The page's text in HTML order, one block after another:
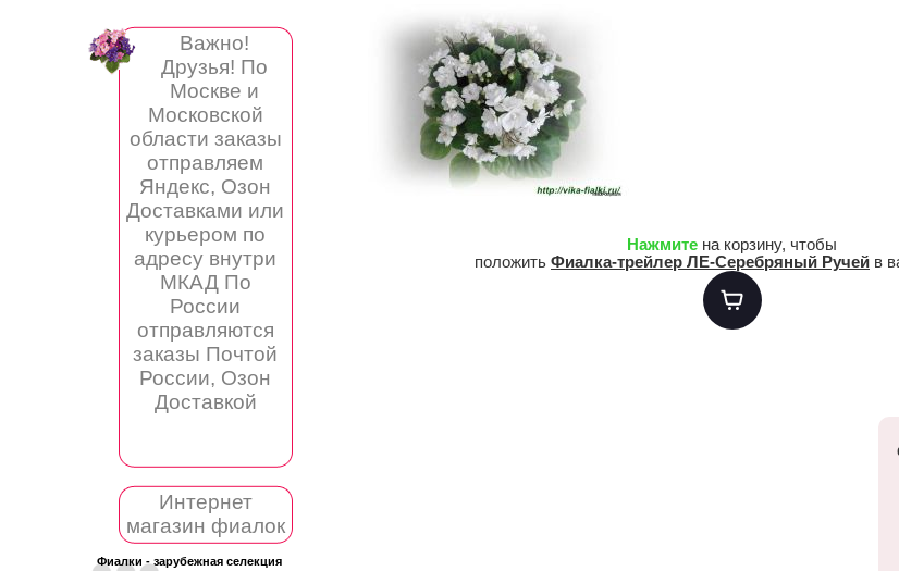
Важно!
Друзья! По
Москве и
Московской
области заказы
отправляем
Яндекс, Озон
Доставками или
курьером по
адресу внутри
МКАД По
России
отправляются
заказы Почтой
России, Озон
Доставкой
Интернет
магазин фиалок
Фиалки - зарубежная селекция
Нажмите на корзину, чтобы
положить Фиалка-трейлер ЛЕ-Серебряный Ручей в